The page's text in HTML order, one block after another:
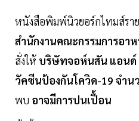
หนังสือพิมพ์นิวยอร์กไทมส์รา
สำนักงานคณะกรรมการอาห
สั่งให้ บริษัทจอห์นสัน แอนด์
วัคซีนป้องกันโควิด-19 จำน
พบ อาจมีการปนเปื้อน